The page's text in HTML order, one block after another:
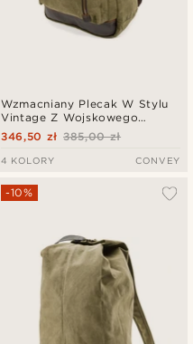
Wzmacniany Plecak W Stylu
Vintage Z Wojskowego
Zielonego Płótna I Skóry
385,00 zł
346,50 zł
4 KOLORY CONVEY
-10%